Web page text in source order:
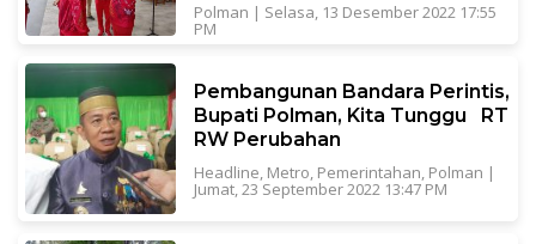
Polman | Selasa, 13 Desember 2022 17:55
PM
Pembangunan Bandara Perintis,
Bupati Polman, Kita Tunggu RT
RW Perubahan
Headline, Metro, Pemerintahan, Polman |
Jumat, 23 September 2022 13:47 PM